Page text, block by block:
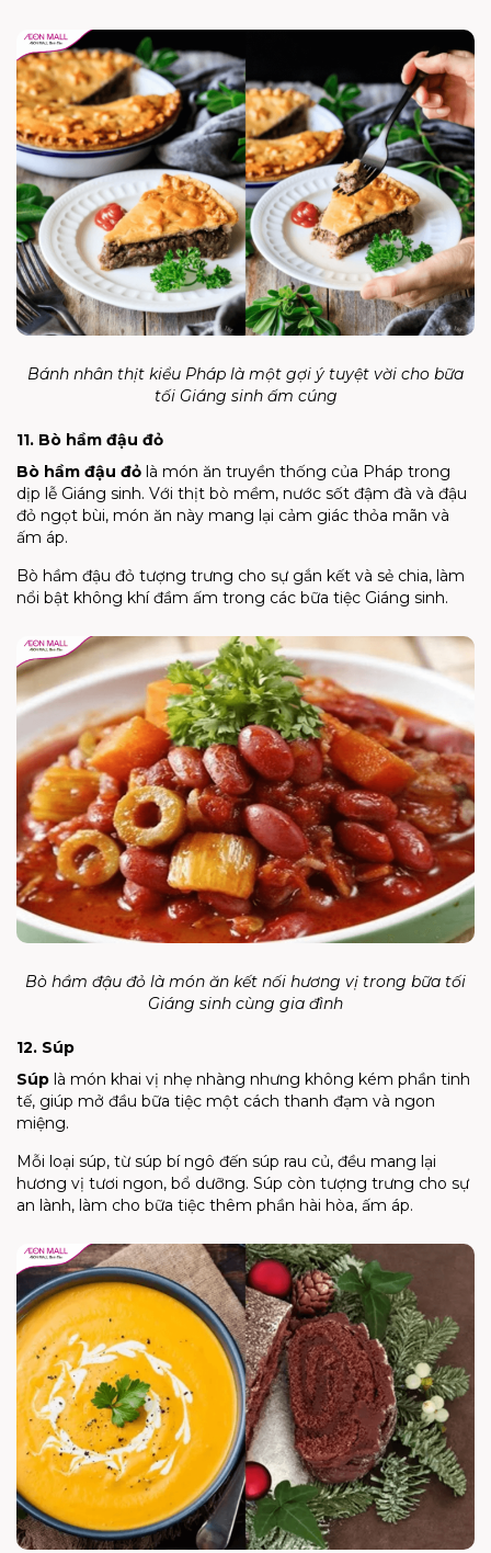
Bánh nhân thịt kiểu Pháp là một gợi ý tuyệt vời cho bữa
tối Giáng sinh ấm cúng
11. Bò hầm đậu đỏ
Bò hầm đậu đỏ là món ăn truyền thống của Pháp trong
dịp lễ Giáng sinh. Với thịt bò mềm, nước sốt đậm đà và đậu
đỏ ngọt bùi, món ăn này mang lại cảm giác thỏa mãn và
ấm áp.
Bò hầm đậu đỏ tượng trưng cho sự gắn kết và sẻ chia, làm
nổi bật không khí đầm ấm trong các bữa tiệc Giáng sinh.
Bò hầm đậu đỏ là món ăn kết nối hương vị trong bữa tối
Giáng sinh cùng gia đình
12. Súp
Súp là món khai vị nhẹ nhàng nhưng không kém phần tinh
tế, giúp mở đầu bữa tiệc một cách thanh đạm và ngon
miệng.
Mỗi loại súp, từ súp bí ngô đến súp rau củ, đều mang lại
hương vị tươi ngon, bổ dưỡng. Súp còn tượng trưng cho sự
an lành, làm cho bữa tiệc thêm phần hài hòa, ấm áp.